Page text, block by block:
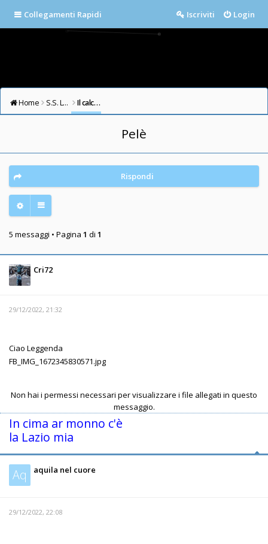
Collegamenti Rapidi Login
Iscriviti
Home S.S. LAZIO FORUM Il calcio in testa
Pelè
Rispondi
5 messaggi • Pagina 1 di 1
Cri72
29/12/2022, 21:32
Ciao Leggenda
FB_IMG_1672345830571.jpg
Non hai i permessi necessari per visualizzare i file allegati in questo
messaggio.
In cima ar monno c'è
la Lazio mia
Aq aquila nel cuore
29/12/2022, 22:08